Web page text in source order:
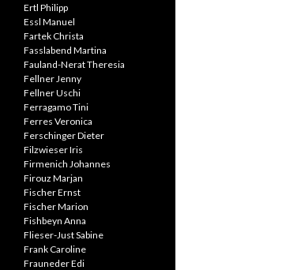
Ertl Philipp
Essl Manuel
Fartek Christa
Fasslabend Martina
Fauland-Nerat Theresia
Fellner Jenny
Fellner Uschi
Ferragamo Tini
Ferres Veronica
Ferschinger Dieter
Filzwieser Iris
Firmenich Johannes
Firouz Marjan
Fischer Ernst
Fischer Marion
Fishbeyn Anna
Flieser-Just Sabine
Frank Caroline
Frauneder Edi